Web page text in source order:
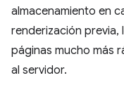
almacenamiento en
renderización
páginas mucho más
al servidor.